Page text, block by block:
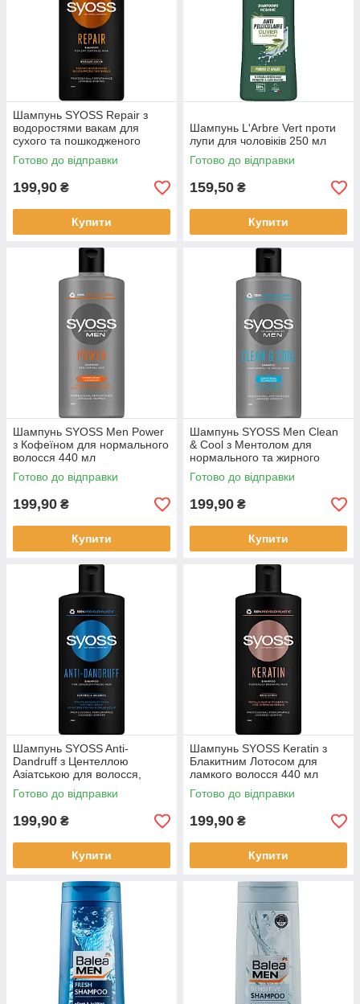
Шампунь SYOSS Repair з
водоростями вакам для
сухого та пошкодженого
волосся 440 мл
Готово до відправки
199,90 ₴
Купити
Шампунь L'Arbre Vert проти
лупи для чоловіків 250 мл
Готово до відправки
159,50 ₴
Купити
Шампунь SYOSS Men Power
з Кофеїном для нормального
волосся 440 мл
Готово до відправки
199,90 ₴
Купити
Шампунь SYOSS Men Clean
& Cool з Ментолом для
нормального та жирного
волосся 440 мл
Готово до відправки
199,90 ₴
Купити
Шампунь SYOSS Anti-
Dandruff з Центеллою
Азіатською для волосся,
схильного до лупи 440 мл
Готово до відправки
199,90 ₴
Купити
Шампунь SYOSS Keratin з
Блакитним Лотосом для
ламкого волосся 440 мл
Готово до відправки
199,90 ₴
Купити